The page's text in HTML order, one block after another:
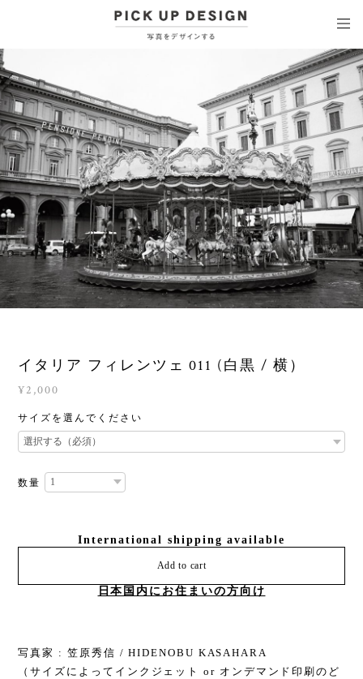
イタリア フィレンツェ 011 (白黒 / 横）
¥2,000
サイズを選んでください
数量
International shipping available
Add to cart
日本国内にお住まいの方向け
写真家 : 笠原秀信 / HIDENOBU KASAHARA
（サイズによってインクジェット or オンデマンド印刷のど